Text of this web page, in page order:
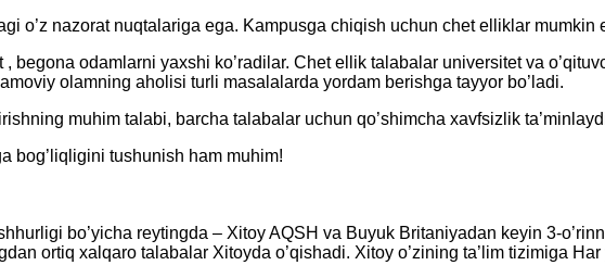
o’z nazorat nuqtalariga ega. Kampusga chiqish uchun chet elliklar mumkin
begona odamlarni yaxshi ko’radilar. Chet ellik talabalar universitet va
olamning aholisi turli masalalarda yordam berishga tayyor bo’ladi.
muhim talabi, barcha talabalar uchun qo’shimcha xavfsizlik
bog’liqligini tushunish ham muhim!
bo’yicha reytingda – Xitoy AQSH va Buyuk Britaniyadan keyin 3-
ortiq xalqaro talabalar Xitoyda o’qishadi. Xitoy o’zining ta’lim tizimiga